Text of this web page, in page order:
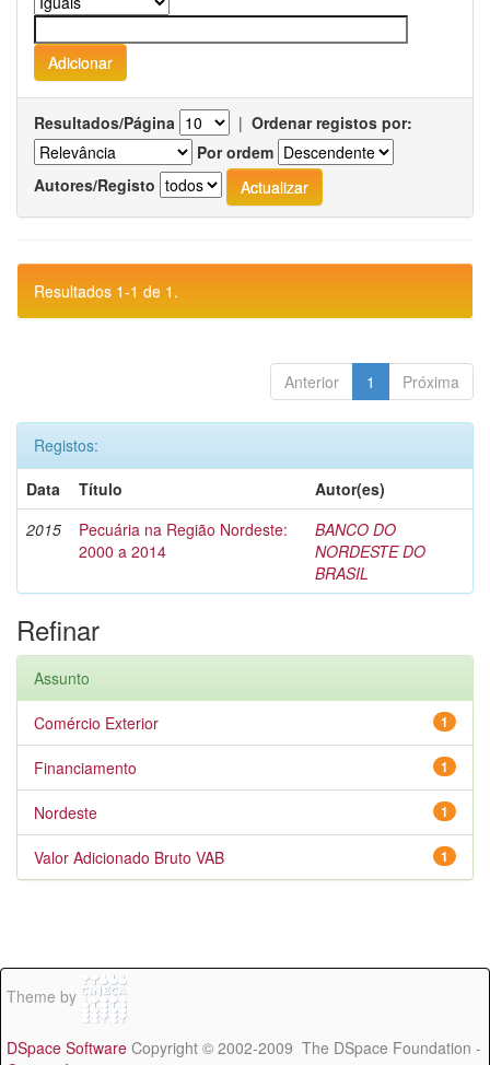
Resultados/Página | Ordenar registos por:
Por ordem
Autores/Registo
Resultados 1-1 de 1.
Anterior 1 Próxima
Registos:
Data
Título
Autor(es)
2015
Pecuária na Região Nordeste:
2000 a 2014
BANCO DO
NORDESTE DO
BRASIL
Refinar
Assunto
1
Comércio Exterior
1
Financiamento
1
Nordeste
1
Valor Adicionado Bruto VAB
Theme by
DSpace Software Copyright © 2002-2009 The DSpace Foundation -